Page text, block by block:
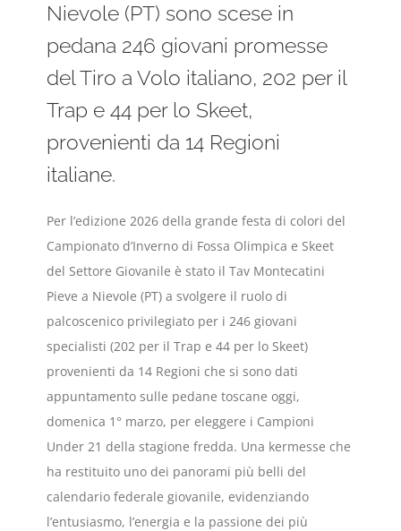
Nievole (PT) sono scese in
pedana 246 giovani promesse
del Tiro a Volo italiano, 202 per il
Trap e 44 per lo Skeet,
provenienti da 14 Regioni
italiane.
Per l’edizione 2026 della grande festa di colori del
Campionato d’Inverno di Fossa Olimpica e Skeet
del Settore Giovanile è stato il Tav Montecatini
Pieve a Nievole (PT) a svolgere il ruolo di
palcoscenico privilegiato per i 246 giovani
specialisti (202 per il Trap e 44 per lo Skeet)
provenienti da 14 Regioni che si sono dati
appuntamento sulle pedane toscane oggi,
domenica 1° marzo, per eleggere i Campioni
Under 21 della stagione fredda. Una kermesse che
ha restituito uno dei panorami più belli del
calendario federale giovanile, evidenziando
l’entusiasmo, l’energia e la passione dei più